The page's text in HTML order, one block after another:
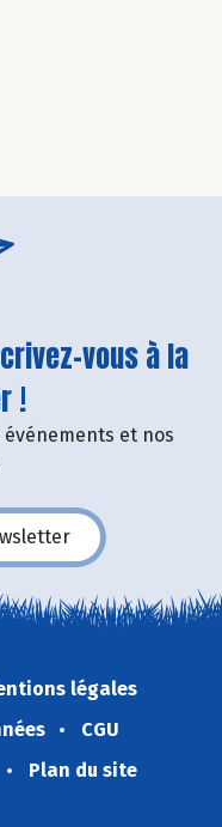
vous à la
!
et nos
légales
CGU
Plan du site